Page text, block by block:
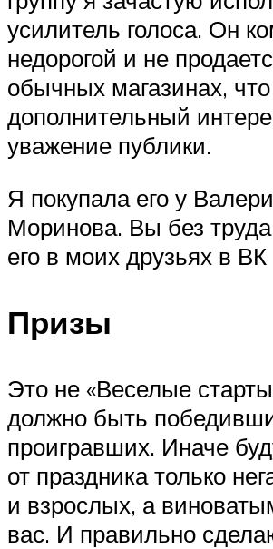
усилитель голоса. Он
недорогой и не
обычных магазинах,
дополнительный
уважение публики.
Я покупала его у
Моринова. Вы без
его в моих друзьях в ВК
Призы
Это не «Веселые
должно быть
проигравших. Иначе
от праздника только
и взрослых, а
вас. И правильно